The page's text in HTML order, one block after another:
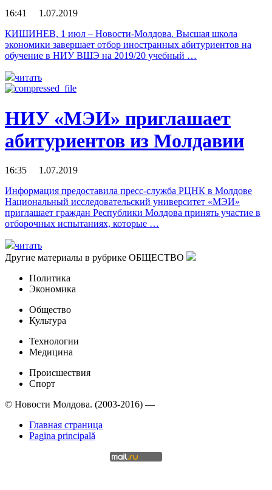
16:41 1.07.2019
КИШИНЕВ, 1 июл – Новости-Молдова. Высшая школа
экономики завершает отбор иностранных абитуриентов на
обучение в НИУ ВШЭ на 2019/20 учебный …
читать
НИУ «МЭИ» приглашает
абитуриентов из Молдавии
16:35 1.07.2019
Информация предоставила пресс-служба РЦНК в Молдове
Национальный исследовательский университет «МЭИ»
приглашает граждан Республики Молдова принять участие в
отборочных испытаниях, которые …
читать
Другие материалы в рубрике ОБЩЕСТВО
Политика
Экономика
Общество
Культура
Технологии
Медицина
Происшествия
Спорт
© Новости Молдова. (2003-2016) —
Главная страница
Pagina principală